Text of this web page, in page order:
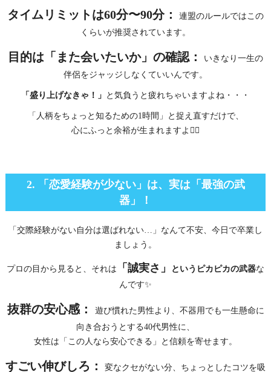
タイムリミットは60分〜90分：
連盟のルールではこの
くらいが推奨されています。
目的は「また会いたいか」の確認：
いきなり一生の
伴侶をジャッジしなくていいんです。
「盛り上げなきゃ！」 と気負うと疲れちゃいますよね・・・
「人柄をちょっと知るための1時間」と捉え直すだけで、
心にふっと余裕が生まれますよ🏄‍♂️
2. 「恋愛経験が少ない」は、実は「最強の武
器」！
「交際経験がない自分は選ばれない…」なんて不安、今日で卒業し
ましょう。
プロの目から見ると、それは 「誠実さ」 というピカピカの武器な
んです✨
抜群の安心感：
遊び慣れた男性より、不器用でも一生懸命に
向き合おうとする40代男性に、
女性は「この人なら安心できる」と信頼を寄せます。
すごい伸びしろ： 変なクセがない分、ちょっとしたコツを吸